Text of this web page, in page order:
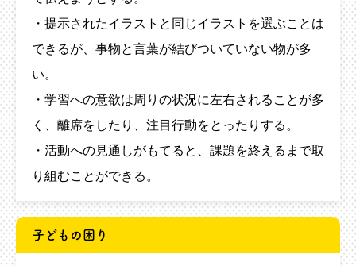
・提示されたイラストと同じイラストを選ぶことは
できるが、事物と言葉が結びついていない物が多
い。
・学習への意欲は周りの状況に左右されることが多
く、離席をしたり、注目行動をとったりする。
・活動への見通しがもてると、課題を終えるまで取
り組むことができる。
子どもの困り